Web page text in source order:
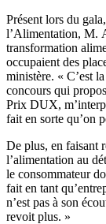
Présent lors du
l’Alimentation, M.
transformation
occupaient des
ministère. « C’est
concours qui
Prix DUX,
fait en sorte qu’on
De plus, en faisant
l’alimentation au
le consommateur
fait en tant
n’est pas à son
revoit plus. »